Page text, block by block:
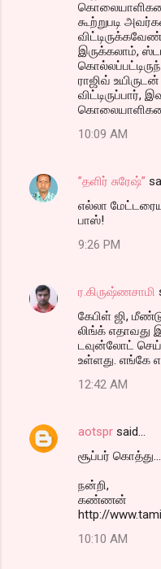
கூற்றுபடி
இருக்கலாம்,
ராஜிவ்
விட்டிருப்பார்,
10:09 AM
”தளிர் சுரேஷ்”
எல்லா
பாஸ்!
9:26 PM
ர.கிருஷ்ணசாமி
கேபிள் ஜி,
லிங்க் எதாவது
டவுன்லோட்
உள்ளது. எங்கே
12:42 AM
aotspr said…
சூப்பர் கொத்து.....
நன்றி,
கண்ணன்
http://
10:10 AM